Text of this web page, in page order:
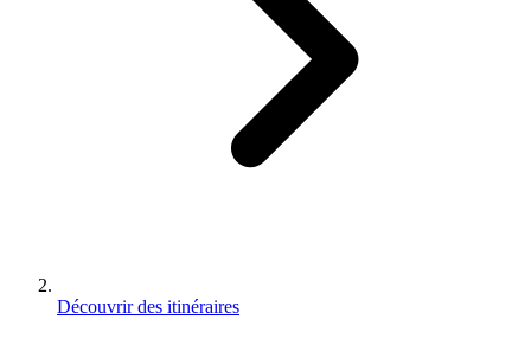
Découvrir des itinéraires